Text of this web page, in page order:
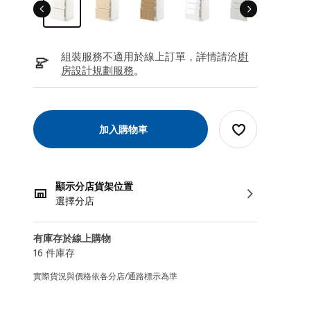
組裝服務不適用於線上訂單，詳情請洽廚
房設計規劃服務。
加入購物車
顯示分店貨架位置
選擇分店
有庫存於線上購物
16 件庫存
實際貨況與價格依各分店/通路標示為準